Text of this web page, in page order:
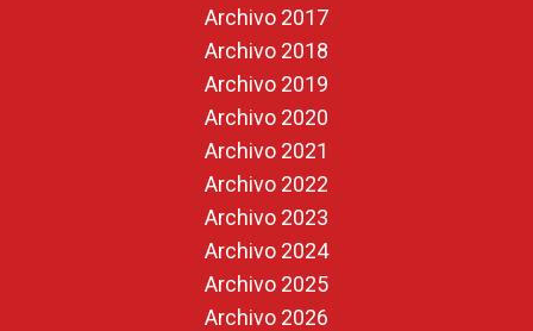
Archivo 2017
Archivo 2018
Archivo 2019
Archivo 2020
Archivo 2021
Archivo 2022
Archivo 2023
Archivo 2024
Archivo 2025
Archivo 2026